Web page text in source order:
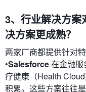
3、行业解决方案
决方案更成熟？
两家厂商都提供针对
•Salesforce在金融
疗健康（Health
积累。这些方案往往